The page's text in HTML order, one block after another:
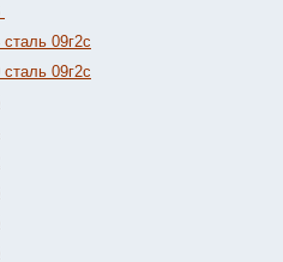
сталь 09г2с
сталь 09г2с